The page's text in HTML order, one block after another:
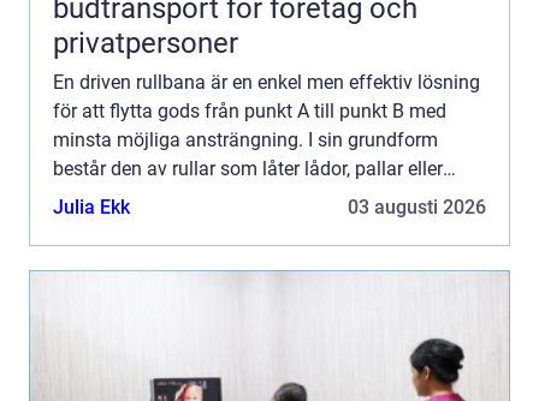
budtransport för företag och
privatpersoner
En driven rullbana är en enkel men effektiv lösning
för att flytta gods från punkt A till punkt B med
minsta möjliga ansträngning. I sin grundform
består den av rullar som låter lådor, pallar eller
pak...
Julia Ekk 03 augusti 2026